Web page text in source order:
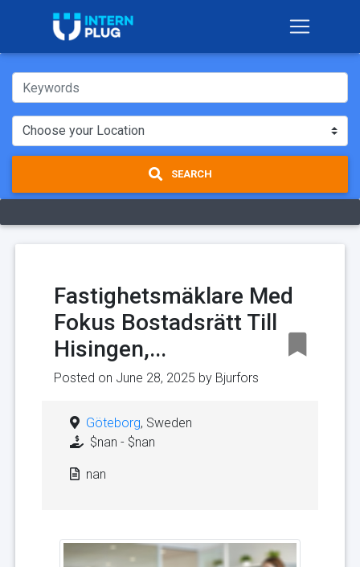
SEARCH
Fastighetsmäklare Med
Fokus Bostadsrätt Till
Hisingen,...
Posted on June 28, 2025 by Bjurfors
Göteborg, Sweden
$nan - $nan
nan